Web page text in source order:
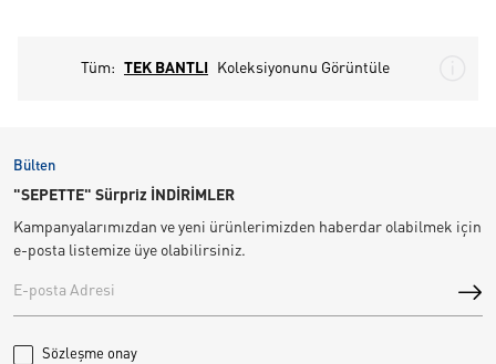
Tüm: TEK BANTLI Koleksiyonunu Görüntüle
Bülten
"SEPETTE" Sürpriz İNDİRİMLER
Kampanyalarımızdan ve yeni ürünlerimizden haberdar olabilmek için
e-posta listemize üye olabilirsiniz.
Sözleşme onay